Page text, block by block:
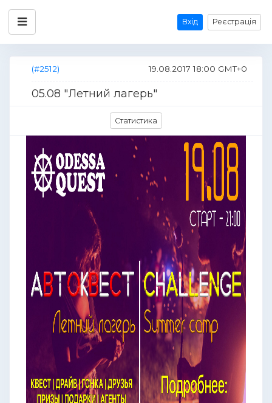
Вхід Реєстрація
(#2512) 19.08.2017 18:00 GMT+0
05.08 "Летний лагерь"
Статистика